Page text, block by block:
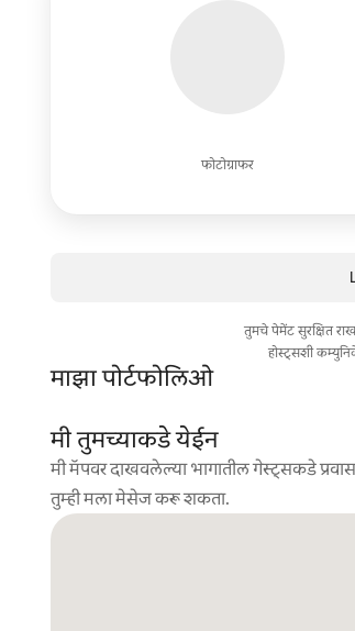
फोटोग्राफर
तुमचे पेमेंट सुरक्षित
होस्ट्सशी
माझा पोर्टफोलिओ
मी तुमच्याकडे येईन
मी मॅपवर दाखवलेल्या भागातील गेस्ट्सकडे
तुम्ही मला मेसेज करू शकता.